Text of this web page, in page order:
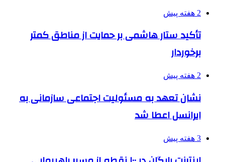
2 هفته پیش
تأکید ستار هاشمی بر حمایت از مناطق کمتر
برخوردار
2 هفته پیش
نشان تعهد به مسئولیت اجتماعی سازمانی به
ایرانسل اعطا شد
3 هفته پیش